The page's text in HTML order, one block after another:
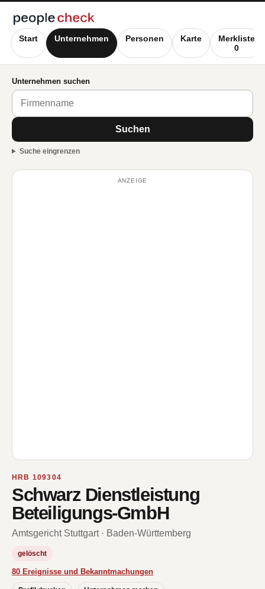
Start Unternehmen Personen Karte
Merkliste
0
Unternehmen suchen
Suchen
Suche eingrenzen
ANZEIGE
HRB 109304
Schwarz Dienstleistung
Beteiligungs-GmbH
Amtsgericht Stuttgart · Baden-Württemberg
gelöscht
80 Ereignisse und Bekanntmachungen